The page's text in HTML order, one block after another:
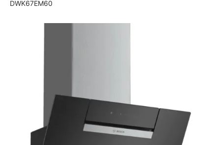
DWK67EM60